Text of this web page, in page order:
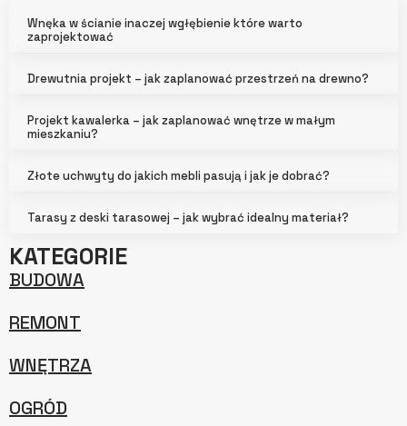
Wnęka w ścianie inaczej wgłębienie które warto
zaprojektować
Drewutnia projekt – jak zaplanować przestrzeń na drewno?
Projekt kawalerka – jak zaplanować wnętrze w małym
mieszkaniu?
Złote uchwyty do jakich mebli pasują i jak je dobrać?
Tarasy z deski tarasowej – jak wybrać idealny materiał?
KATEGORIE
BUDOWA
REMONT
WNĘTRZA
OGRÓD